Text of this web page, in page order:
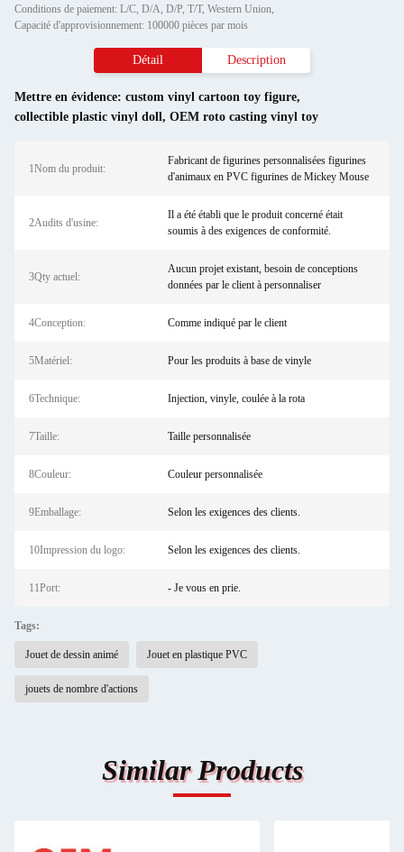
Conditions de paiement: L/C, D/A, D/P, T/T, Western Union,
Capacité d'approvisionnement: 100000 pièces par mois
Détail Description
Mettre en évidence: custom vinyl cartoon toy figure,
collectible plastic vinyl doll, OEM roto casting vinyl toy
1Nom du produit:
Fabricant de figurines personnalisées figurines
d'animaux en PVC figurines de Mickey Mouse
2Audits d'usine:
Il a été établi que le produit concerné était
soumis à des exigences de conformité.
3Qty actuel:
Aucun projet existant, besoin de conceptions
données par le client à personnaliser
4Conception: Comme indiqué par le client
5Matériel: Pour les produits à base de vinyle
6Technique: Injection, vinyle, coulée à la rota
7Taille: Taille personnalisée
8Couleur: Couleur personnalisée
9Emballage: Selon les exigences des clients.
10Impression du logo: Selon les exigences des clients.
11Port: - Je vous en prie.
Tags:
Jouet de dessin animé Jouet en plastique PVC
jouets de nombre d'actions
Similar Products